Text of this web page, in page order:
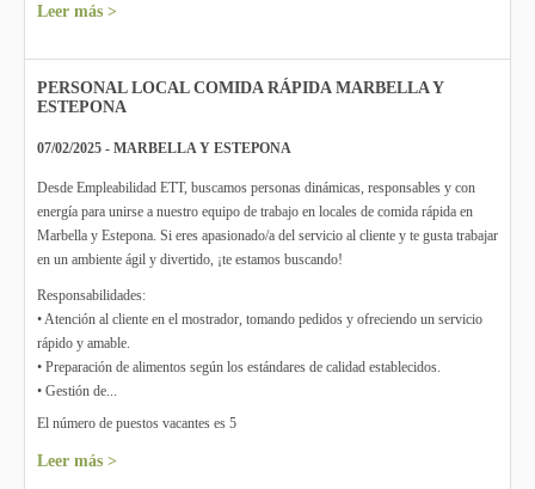
Leer más >
PERSONAL LOCAL COMIDA RÁPIDA MARBELLA Y
ESTEPONA
07/02/2025 - MARBELLA Y ESTEPONA
Desde Empleabilidad ETT, buscamos personas dinámicas, responsables y con
energía para unirse a nuestro equipo de trabajo en locales de comida rápida en
Marbella y Estepona. Si eres apasionado/a del servicio al cliente y te gusta trabajar
en un ambiente ágil y divertido, ¡te estamos buscando!
Responsabilidades:
• Atención al cliente en el mostrador, tomando pedidos y ofreciendo un servicio
rápido y amable.
• Preparación de alimentos según los estándares de calidad establecidos.
• Gestión de...
El número de puestos vacantes es 5
Leer más >